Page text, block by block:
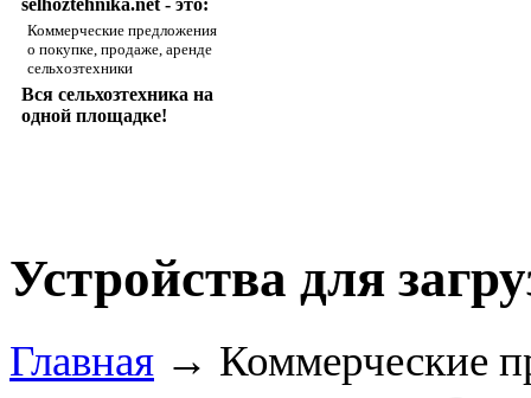
selhoztehnika.net - это:
Коммерческие предложения
о покупке, продаже, аренде
сельхозтехники
Вся сельхозтехника на
одной площадке!
Устройства для
Главная → Коммерческие